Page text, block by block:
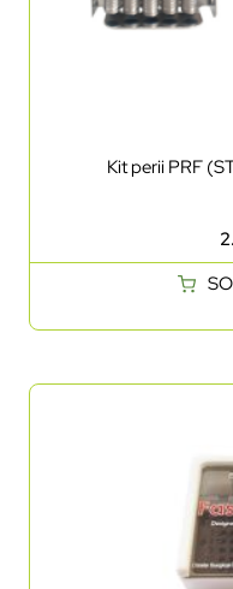
Kit perii PRF